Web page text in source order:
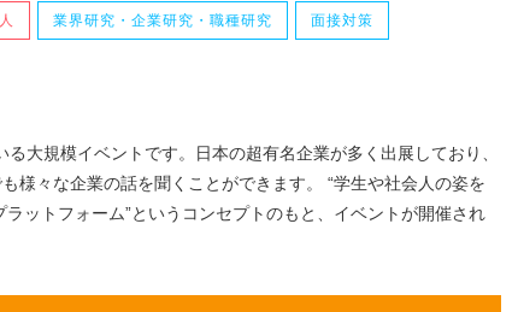
業界研究・企業研究・職種研究 面接対策
大規模イベントです。日本の超有名企業が多く出展しており、
様々な企業の話を聞くことができます。 “学生や社会人の姿を
ットフォーム”というコンセプトのもと、イベントが開催され